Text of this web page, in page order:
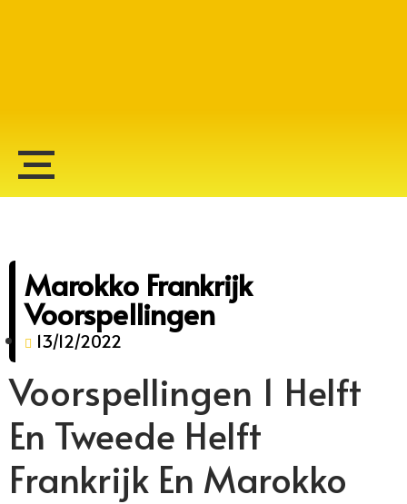
Marokko Frankrijk
Voorspellingen
13/12/2022
Voorspellingen 1 Helft
En Tweede Helft
Frankrijk En Marokko